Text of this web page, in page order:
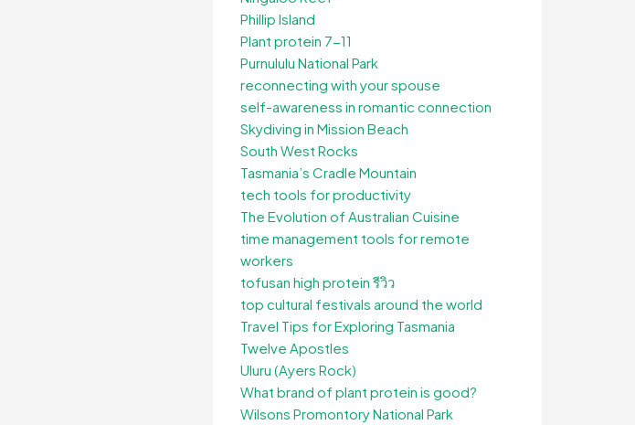
Phillip Island
Plant protein 7-11
Purnululu National Park
reconnecting with your spouse
self-awareness in romantic connection
Skydiving in Mission Beach
South West Rocks
Tasmania’s Cradle Mountain
tech tools for productivity
The Evolution of Australian Cuisine
time management tools for remote
workers
tofusan high protein รีวิว
top cultural festivals around the world
Travel Tips for Exploring Tasmania
Twelve Apostles
Uluru (Ayers Rock)
What brand of plant protein is good?
Wilsons Promontory National Park